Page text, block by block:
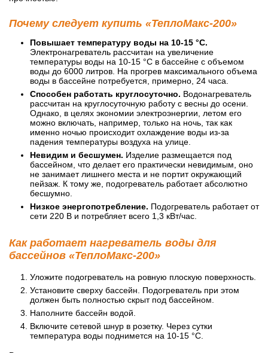
Почему следует купить «ТеплоМакс-200»
Повышает температуру воды на 10-15 °C.
Электронагреватель рассчитан на увеличение
температуры воды на 10-15 °C в бассейне с объемом
воды до 6000 литров. На прогрев максимального объема
воды в бассейне потребуется, примерно, 24 часа.
Способен работать круглосуточно. Водонагреватель
рассчитан на круглосуточную работу с весны до осени.
Однако, в целях экономии электроэнергии, летом его
можно включать, например, только на ночь, так как
именно ночью происходит охлаждение воды из-за
падения температуры воздуха на улице.
Невидим и бесшумен. Изделие размещается под
бассейном, что делает его практически невидимым, оно
не занимает лишнего места и не портит окружающий
пейзаж. К тому же, подогреватель работает абсолютно
бесшумно.
Низкое энергопотребление. Подогреватель работает от
сети 220 В и потребляет всего 1,3 кВт/час.
Как работает нагреватель воды для
бассейнов «ТеплоМакс-200»
Уложите подогреватель на ровную плоскую поверхность.
Установите сверху бассейн. Подогреватель при этом
должен быть полностью скрыт под бассейном.
Наполните бассейн водой.
Включите сетевой шнур в розетку. Через сутки
температура воды поднимется на 10-15 °C.